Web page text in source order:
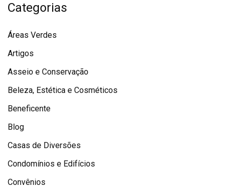
Categorias
Áreas Verdes
Artigos
Asseio e Conservação
Beleza, Estética e Cosméticos
Beneficente
Blog
Casas de Diversões
Condomínios e Edifícios
Convênios